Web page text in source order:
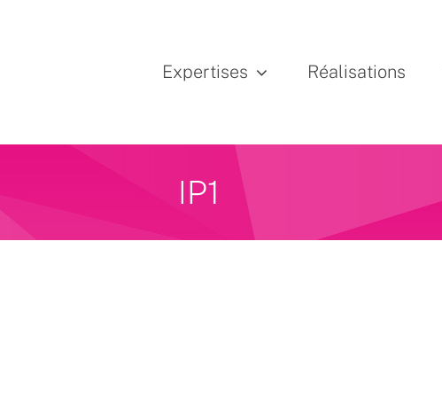
Expertises Réalisations
IP1